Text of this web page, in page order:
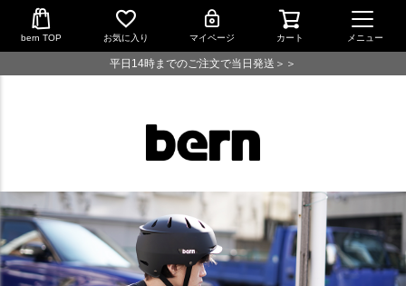
bern TOP お気に入り マイページ カート メニュー
平日14時までのご注文で当日発送＞＞